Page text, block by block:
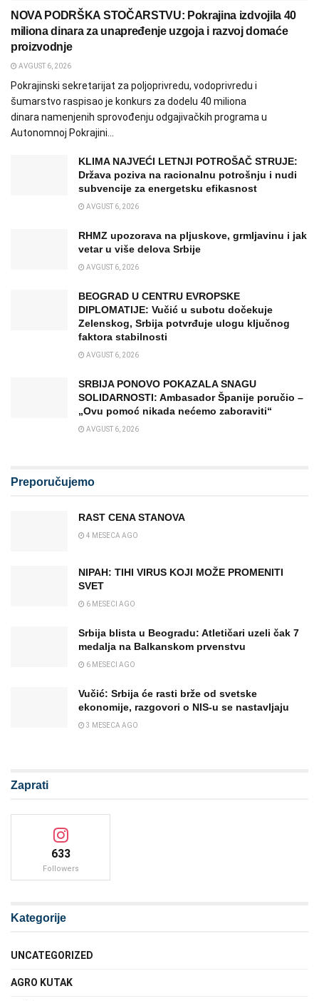
NOVA PODRŠKA STOČARSTVU: Pokrajina izdvojila 40
miliona dinara za unapređenje uzgoja i razvoj domaće
proizvodnje
AVGUST 6, 2026
Pokrajinski sekretarijat za poljoprivredu, vodoprivredu i
šumarstvo raspisao je konkurs za dodelu 40 miliona
dinara namenjenih sprovođenju odgajivačkih programa u
Autonomnoj Pokrajini...
KLIMA NAJVEĆI LETNJI POTROŠAČ STRUJE:
Država poziva na racionalnu potrošnju i nudi
subvencije za energetsku efikasnost
AVGUST 6, 2026
RHMZ upozorava na pljuskove, grmljavinu i jak
vetar u više delova Srbije
AVGUST 6, 2026
BEOGRAD U CENTRU EVROPSKE
DIPLOMATIJE: Vučić u subotu dočekuje
Zelenskog, Srbija potvrđuje ulogu ključnog
faktora stabilnosti
AVGUST 6, 2026
SRBIJA PONOVO POKAZALA SNAGU
SOLIDARNOSTI: Ambasador Španije poručio –
„Ovu pomoć nikada nećemo zaboraviti“
AVGUST 6, 2026
Preporučujemo
RAST CENA STANOVA
4 MESECA AGO
NIPAH: TIHI VIRUS KOJI MOŽE PROMENITI
SVET
6 MESECI AGO
Srbija blista u Beogradu: Atletičari uzeli čak 7
medalja na Balkanskom prvenstvu
6 MESECI AGO
Vučić: Srbija će rasti brže od svetske
ekonomije, razgovori o NIS-u se nastavljaju
3 MESECA AGO
Zaprati
633
Followers
Kategorije
UNCATEGORIZED
AGRO KUTAK